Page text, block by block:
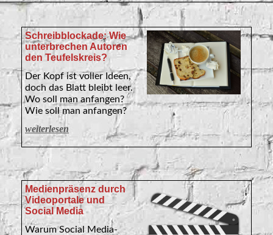
Schreibblockade: Wie
unterbrechen Autoren
den Teufelskreis?
Der Kopf ist voller Ideen,
doch das Blatt bleibt leer.
Wo soll man anfangen?
Wie soll man anfangen?
weiterlesen
Medienpräsenz durch
Videoportale und
Social Media
Warum Social Media-